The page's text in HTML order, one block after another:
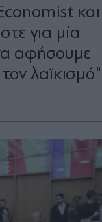
και
για μία
αφήσουμε
λαϊκισμό"